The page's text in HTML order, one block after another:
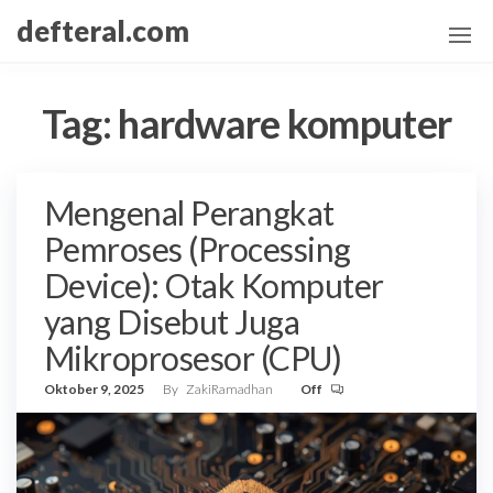
Skip
content
defteral.com
Tag: hardware komputer
Mengenal Perangkat
Pemroses (Processing
Device): Otak Komputer
yang Disebut Juga
Mikroprosesor (CPU)
Oktober 9, 2025 By ZakiRamadhan Off